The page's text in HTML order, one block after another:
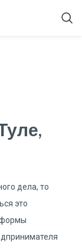
дела, то
это
формы